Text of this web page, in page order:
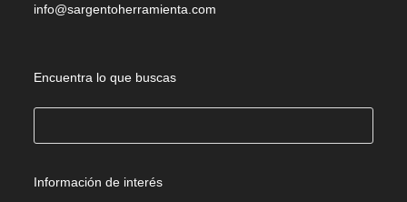
info@sargentoherramienta.com
Encuentra lo que buscas
Información de interés